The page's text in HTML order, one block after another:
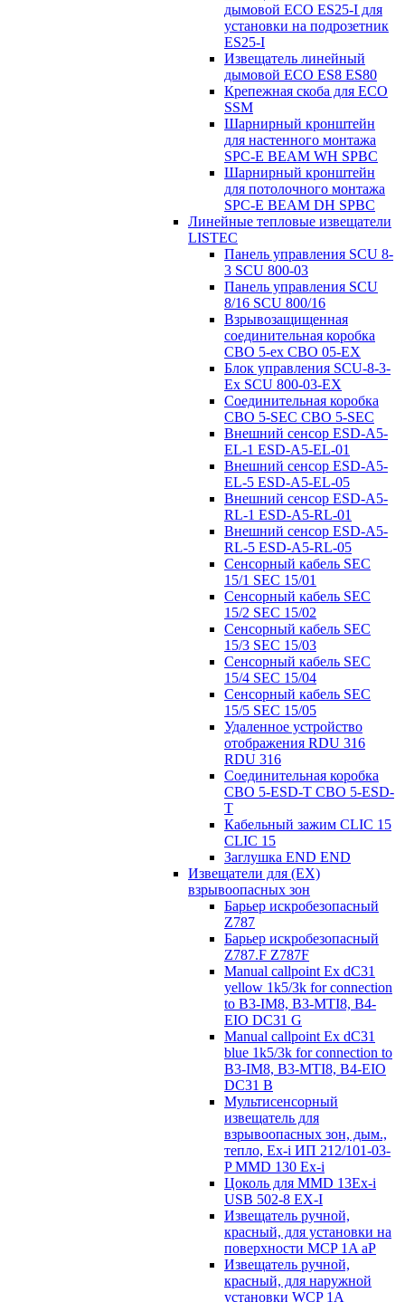
дымовой ECO ES25-I для
установки на подрозетник
ES25-I
Извещатель линейный
дымовой ECO ES8 ES80
Крепежная скоба для ECO
SSM
Шарнирный кронштейн
для настенного монтажа
SPC-E BEAM WH SPBC
Шарнирный кронштейн
для потолочного монтажа
SPC-E BEAM DH SPBC
Линейные тепловые извещатели
LISTEC
Панель управления SCU 8-
3 SCU 800-03
Панель управления SCU
8/16 SCU 800/16
Взрывозащищенная
соединительная коробка
CBO 5-ex CBO 05-EX
Блок управления SCU-8-3-
Ex SCU 800-03-EX
Соединительная коробка
CBO 5-SEC CBO 5-SEC
Внешний сенсор ESD-A5-
EL-1 ESD-A5-EL-01
Внешний сенсор ESD-A5-
EL-5 ESD-A5-EL-05
Внешний сенсор ESD-A5-
RL-1 ESD-A5-RL-01
Внешний сенсор ESD-A5-
RL-5 ESD-A5-RL-05
Сенсорный кабель SEC
15/1 SEC 15/01
Сенсорный кабель SEC
15/2 SEC 15/02
Сенсорный кабель SEC
15/3 SEC 15/03
Сенсорный кабель SEC
15/4 SEC 15/04
Сенсорный кабель SEC
15/5 SEC 15/05
Удаленное устройство
отображения RDU 316
RDU 316
Соединительная коробка
CBO 5-ESD-T CBO 5-ESD-
T
Кабельный зажим CLIC 15
CLIC 15
Заглушка END END
Извещатели для (EX)
взрывоопасных зон
Барьер искробезопасный
Z787
Барьер искробезопасный
Z787.F Z787F
Manual callpoint Ex dC31
yellow 1k5/3k for connection
to B3-IM8, B3-MTI8, B4-
EIO DC31 G
Manual callpoint Ex dC31
blue 1k5/3k for connection to
B3-IM8, B3-MTI8, B4-EIO
DC31 B
Мультисенсорный
извещатель для
взрывоопасных зон, дым.,
тепло, Ex-i ИП 212/101-03-
P MMD 130 Ex-i
Цоколь для MMD 13Ex-i
USB 502-8 EX-I
Извещатель ручной,
красный, для установки на
поверхности MCP 1A aP
Извещатель ручной,
красный, для наружной
установки WCP 1A